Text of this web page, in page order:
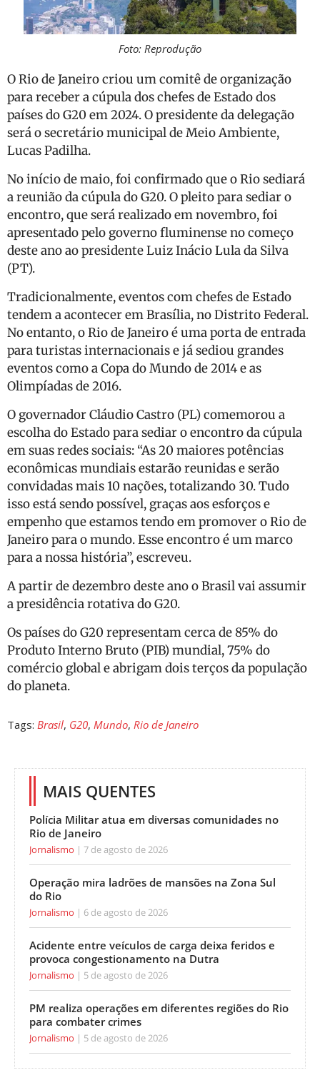
Foto: Reprodução
O Rio de Janeiro criou um comitê de organização
para receber a cúpula dos chefes de Estado dos
países do G20 em 2024. O presidente da delegação
será o secretário municipal de Meio Ambiente,
Lucas Padilha.
No início de maio, foi confirmado que o Rio sediará
a reunião da cúpula do G20. O pleito para sediar o
encontro, que será realizado em novembro, foi
apresentado pelo governo fluminense no começo
deste ano ao presidente Luiz Inácio Lula da Silva
(PT).
Tradicionalmente, eventos com chefes de Estado
tendem a acontecer em Brasília, no Distrito Federal.
No entanto, o Rio de Janeiro é uma porta de entrada
para turistas internacionais e já sediou grandes
eventos como a Copa do Mundo de 2014 e as
Olimpíadas de 2016.
O governador Cláudio Castro (PL) comemorou a
escolha do Estado para sediar o encontro da cúpula
em suas redes sociais: “As 20 maiores potências
econômicas mundiais estarão reunidas e serão
convidadas mais 10 nações, totalizando 30. Tudo
isso está sendo possível, graças aos esforços e
empenho que estamos tendo em promover o Rio de
Janeiro para o mundo. Esse encontro é um marco
para a nossa história”, escreveu.
A partir de dezembro deste ano o Brasil vai assumir
a presidência rotativa do G20.
Os países do G20 representam cerca de 85% do
Produto Interno Bruto (PIB) mundial, 75% do
comércio global e abrigam dois terços da população
do planeta.
Tags: Brasil, G20, Mundo, Rio de Janeiro
MAIS QUENTES
Polícia Militar atua em diversas comunidades no
Rio de Janeiro
Jornalismo 7 de agosto de 2026
Operação mira ladrões de mansões na Zona Sul
do Rio
Jornalismo 6 de agosto de 2026
Acidente entre veículos de carga deixa feridos e
provoca congestionamento na Dutra
Jornalismo 5 de agosto de 2026
PM realiza operações em diferentes regiões do Rio
para combater crimes
Jornalismo 5 de agosto de 2026